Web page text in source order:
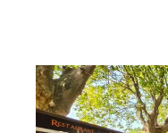
OLETTA 202
280 m2, 4 pièces
Ref : 921